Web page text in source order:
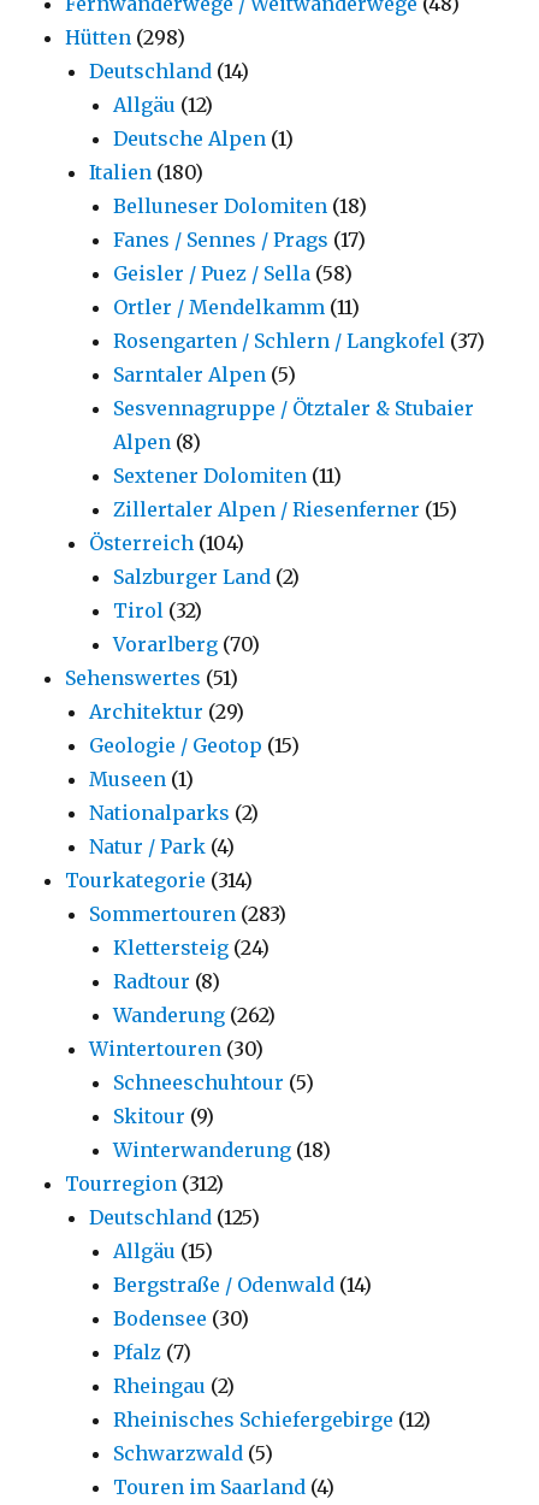
Hütten (298)
Deutschland (14)
Allgäu (12)
Deutsche Alpen (1)
Italien (180)
Belluneser Dolomiten (18)
Fanes / Sennes / Prags (17)
Geisler / Puez / Sella (58)
Ortler / Mendelkamm (11)
Rosengarten / Schlern / Langkofel (37)
Sarntaler Alpen (5)
Sesvennagruppe / Ötztaler & Stubaier
Alpen (8)
Sextener Dolomiten (11)
Zillertaler Alpen / Riesenferner (15)
Österreich (104)
Salzburger Land (2)
Tirol (32)
Vorarlberg (70)
Sehenswertes (51)
Architektur (29)
Geologie / Geotop (15)
Museen (1)
Nationalparks (2)
Natur / Park (4)
Tourkategorie (314)
Sommertouren (283)
Klettersteig (24)
Radtour (8)
Wanderung (262)
Wintertouren (30)
Schneeschuhtour (5)
Skitour (9)
Winterwanderung (18)
Tourregion (312)
Deutschland (125)
Allgäu (15)
Bergstraße / Odenwald (14)
Bodensee (30)
Pfalz (7)
Rheingau (2)
Rheinisches Schiefergebirge (12)
Schwarzwald (5)
Touren im Saarland (4)